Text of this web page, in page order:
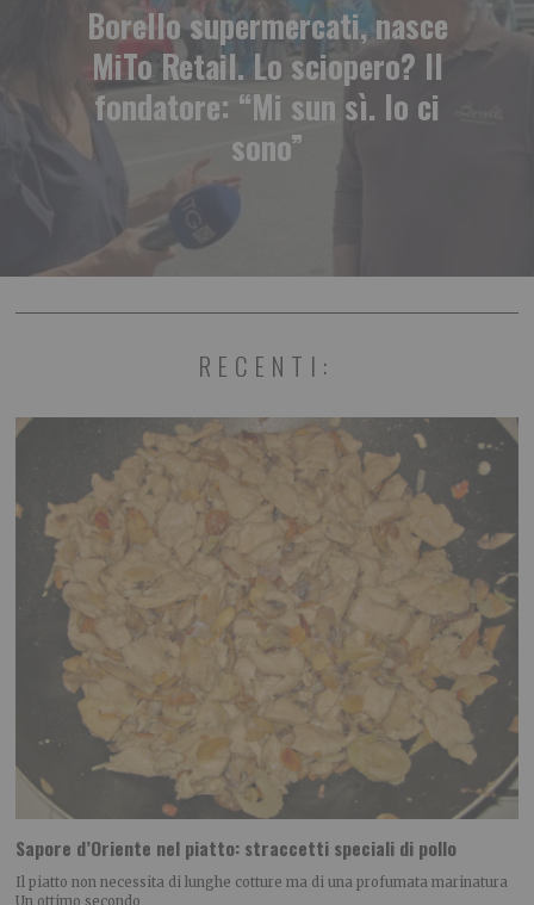
Borello supermercati, nasce
MiTo Retail. Lo sciopero? Il
fondatore: “Mi sun sì. Io ci
sono”
RECENTI:
Sapore d’Oriente nel piatto: straccetti speciali di pollo
Il piatto non necessita di lunghe cotture ma di una profumata marinatura
Un ottimo secondo